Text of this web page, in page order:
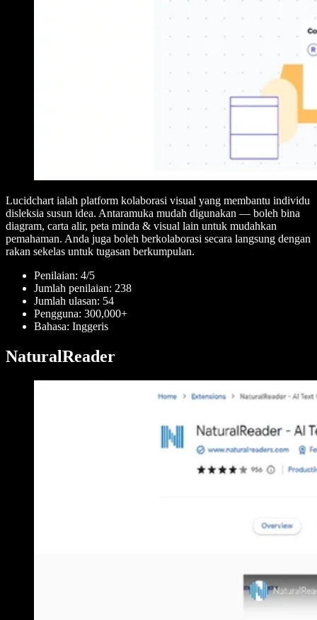
Lucidchart ialah platform kolaborasi visual yang membantu individu
disleksia susun idea. Antaramuka mudah digunakan — boleh bina
diagram, carta alir, peta minda & visual lain untuk mudahkan
pemahaman. Anda juga boleh berkolaborasi secara langsung dengan
rakan sekelas untuk tugasan berkumpulan.
Penilaian: 4/5
Jumlah penilaian: 238
Jumlah ulasan: 54
Pengguna: 300,000+
Bahasa: Inggeris
NaturalReader